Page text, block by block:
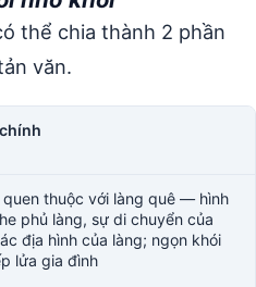
thể chia thành 2 phần
văn.
quen thuộc với làng quê — hình
phủ làng, sự di chuyển của
địa hình của làng; ngọn khói
lửa gia đình